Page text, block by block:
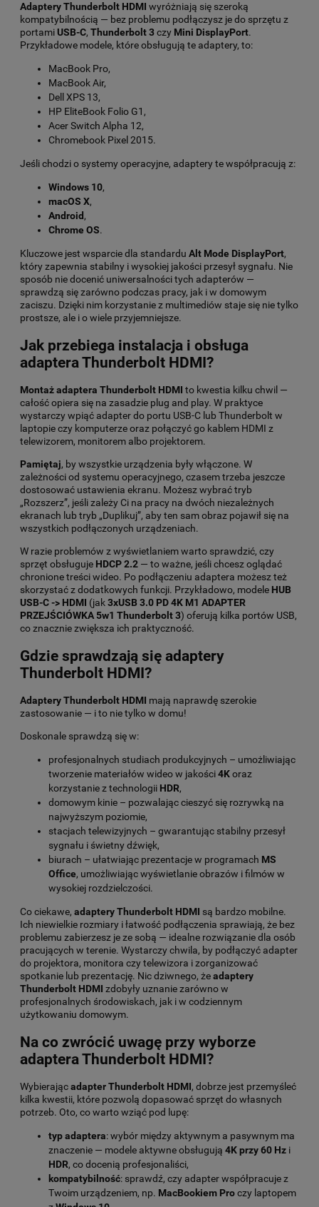
Adaptery Thunderbolt HDMI wyróżniają się szeroką
kompatybilnością — bez problemu podłączysz je do sprzętu z
portamiUSB-C, Thunderbolt 3czy Mini DisplayPort.
Przykładowe modele, które obsługują te adaptery, to:
MacBook Pro,
MacBook Air,
Dell XPS 13,
HP EliteBook Folio G1,
Acer Switch Alpha 12,
Chromebook Pixel 2015.
Jeśli chodzi o systemy operacyjne, adaptery te współpracują z:
Windows 10,
macOS X,
Android ,
Chrome OS.
Kluczowe jest wsparcie dla standardu Alt Mode DisplayPort,
który zapewnia stabilny i wysokiej jakości przesył sygnału. Nie
sposób nie docenić uniwersalności tych adapterów —
sprawdzą się zarówno podczas pracy, jak i w domowym
zaciszu. Dzięki nim korzystanie z multimediów staje się nie tylko
prostsze, ale i o wiele przyjemniejsze.
Jak przebiega instalacja i obsługa
adaptera Thunderbolt HDMI?
Montaż adaptera Thunderbolt HDMI to kwestia kilku chwil —
całość opiera się na zasadzie plug and play. W praktyce
wystarczy wpiąć adapter do portu USB-C lub Thunderbolt w
laptopie czy komputerze oraz połączyć go kablem HDMI z
telewizorem, monitorem albo projektorem.
Pamiętaj, by wszystkie urządzenia były włączone. W
zależności od systemu operacyjnego, czasem trzeba jeszcze
dostosować ustawienia ekranu. Możesz wybrać tryb
„Rozszerz”, jeśli zależy Ci na pracy na dwóch niezależnych
ekranach lub tryb „Duplikuj”, aby ten sam obraz pojawił się na
wszystkich podłączonych urządzeniach.
W razie problemów z wyświetlaniem warto sprawdzić, czy
sprzęt obsługuje HDCP 2.2 — to ważne, jeśli chcesz oglądać
chronione treści wideo. Po podłączeniu adaptera możesz też
skorzystać z dodatkowych funkcji. Przykładowo, modele HUB
USB-C -> HDMI (jak3xUSB 3.0 PD 4K M1 ADAPTER
PRZEJŚCIÓWKA 5w1 Thunderbolt 3) oferują kilka portów USB,
co znacznie zwiększa ich praktyczność.
Gdzie sprawdzają się adaptery
Thunderbolt HDMI?
Adaptery Thunderbolt HDMI mają naprawdę szerokie
zastosowanie — i to nie tylko w domu!
Doskonale sprawdzą się w:
profesjonalnych studiach produkcyjnych – umożliwiając
tworzenie materiałów wideo w jakości4Koraz
korzystanie z technologii HDR,
domowym kinie – pozwalając cieszyć się rozrywką na
najwyższym poziomie,
stacjach telewizyjnych – gwarantując stabilny przesył
sygnału i świetny dźwięk,
biurach – ułatwiając prezentacje w programach MS
Office, umożliwiając wyświetlanie obrazów i filmów w
wysokiej rozdzielczości.
Co ciekawe, adaptery Thunderbolt HDMI są bardzo mobilne.
Ich niewielkie rozmiary i łatwość podłączenia sprawiają, że bez
problemu zabierzesz je ze sobą — idealne rozwiązanie dla osób
pracujących w terenie. Wystarczy chwila, by podłączyć adapter
do projektora, monitora czy telewizora i zorganizować
spotkanie lub prezentację. Nic dziwnego, żeadaptery
Thunderbolt HDMI zdobyły uznanie zarówno w
profesjonalnych środowiskach, jak i w codziennym
użytkowaniu domowym.
Na co zwrócić uwagę przy wyborze
adaptera Thunderbolt HDMI?
Wybierającadapter Thunderbolt HDMI, dobrze jest przemyśleć
kilka kwestii, które pozwolą dopasować sprzęt do własnych
potrzeb. Oto, co warto wziąć pod lupę:
typ adaptera: wybór między aktywnym a pasywnym ma
znaczenie — modele aktywne obsługują 4K przy 60 Hz i
HDR, co docenią profesjonaliści,
kompatybilność: sprawdź, czy adapter współpracuje z
Twoim urządzeniem, np. MacBookiem Proczy laptopem